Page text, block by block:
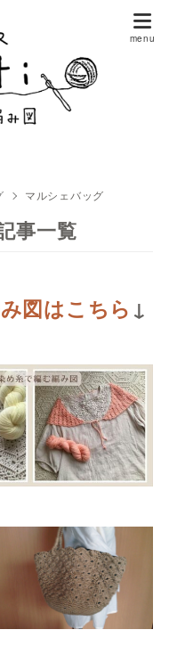
マルシェバッグ
事一覧
図はこちら ↓